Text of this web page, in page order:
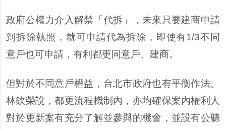
政府公權力介入解禁 「 代拆 」， 未來只要建商申請
到拆除執照 ， 就可申請代為拆除 ， 即使有1/3不同
意戶也可申請 ， 有利都更同意戶、 建商。
但對於不同意戶權益 ， 台北市政府也有平衡作法。
林欽榮說 ，都更流程機制內 ， 亦均確保案內權利人
對於更新案有充分了解並參與的機會 ， 並設有公聽